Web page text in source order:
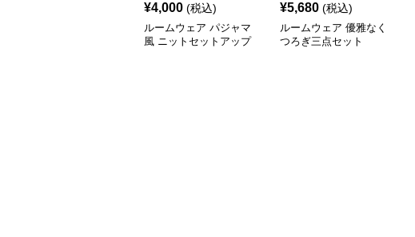
¥4,000 (税込)
ルームウェア パジャマ
風 ニットセットアップ
¥5,680 (税込)
ルームウェア 優雅なく
つろぎ三点セット